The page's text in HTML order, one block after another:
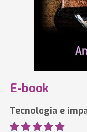
E-book
Tecnologia e